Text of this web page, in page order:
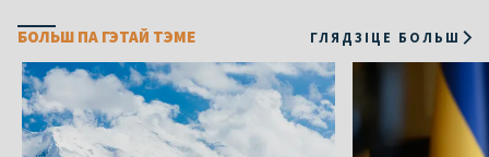
БОЛЬШ ПА ГЭТАЙ ТЭМЕ ГЛЯДЗІЦЕ БОЛЬШ